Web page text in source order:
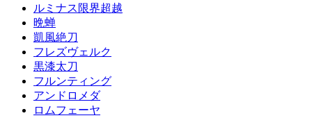
ルミナス限界超越
晩蝉
凱風絶刀
フレズヴェルク
黒漆太刀
フルンティング
アンドロメダ
ロムフェーヤ